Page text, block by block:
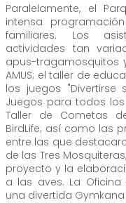
Paralelamente, el
intensa
familiares. Los
actividades tan
apus-tragamosquitos
AMUS; el taller de
los juegos
Juegos para todos los
Taller de Cometas
BirdLife; así como las
entre las que
de las Tres
proyecto y la
a las aves. La
una divertida